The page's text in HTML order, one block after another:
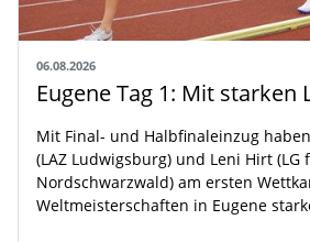
06.08.2026
Mit Final- und Halbfinaleinzug
(LAZ Ludwigsburg) und Leni Hirt (LG
Nordschwarzwald) am ersten
Weltmeisterschaften in Eugene